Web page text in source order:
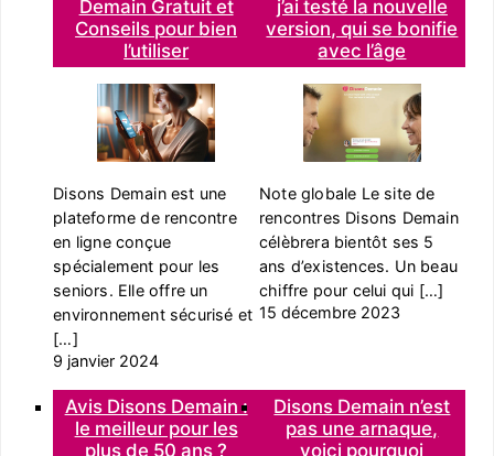
Demain Gratuit et
Conseils pour bien
l’utiliser
Disons Demain est une
plateforme de rencontre
en ligne conçue
spécialement pour les
seniors. Elle offre un
environnement sécurisé et
[…]
9 janvier 2024
j’ai testé la nouvelle
version, qui se bonifie
avec l’âge
Note globale Le site de
rencontres Disons Demain
célèbrera bientôt ses 5
ans d’existences. Un beau
chiffre pour celui qui […]
15 décembre 2023
Avis Disons Demain :
le meilleur pour les
plus de 50 ans ?
Disons Demain n’est
pas une arnaque,
voici pourquoi